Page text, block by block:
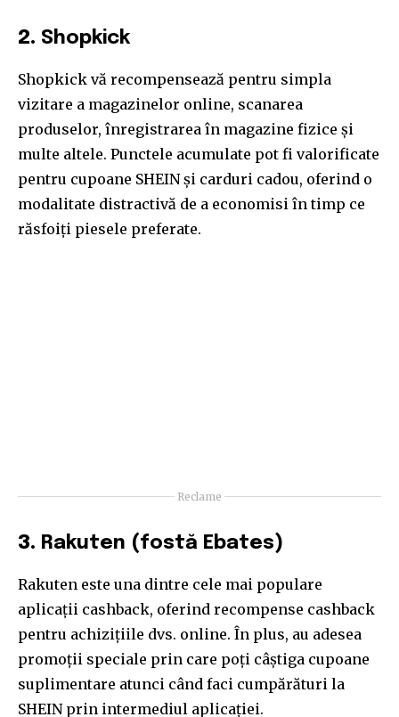
2. Shopkick
Shopkick vă recompensează pentru simpla
vizitare a magazinelor online, scanarea
produselor, înregistrarea în magazine fizice și
multe altele. Punctele acumulate pot fi valorificate
pentru cupoane SHEIN și carduri cadou, oferind o
modalitate distractivă de a economisi în timp ce
răsfoiți piesele preferate.
Reclame
3. Rakuten (fostă Ebates)
Rakuten este una dintre cele mai populare
aplicații cashback, oferind recompense cashback
pentru achizițiile dvs. online. În plus, au adesea
promoții speciale prin care poți câștiga cupoane
suplimentare atunci când faci cumpărături la
SHEIN prin intermediul aplicației.